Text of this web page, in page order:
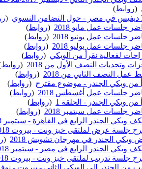
(روابط)
ديفيس في مصر - حول التضامن النسوي (
جلسات عمل مايو 2018
(روابط)
جلسات عمل يونيو 2018
(روابط)
جلسات عمل يوليو 2018
(روابط)
لفعالية نقرأ من الويكي (روابط)
وتحديات النصف الأول من 2018
(روابط
النصف الثاني من 2018
(روابط)
من ويكي الجندر - موضوع مقترح (روابط)
جلسات عمل أغسطس 2018
(روابط)
ويكي الجندر - الحلقة 1
(روابط)
جلسات عمل سبتمبر 2018
(روابط)
الجندر الرابع في القاهرة - سبتمبر 2018
جلسة عرض لملتقى خبز ونت - بيروت 2018
الجندر في مهرجان تشويش 2018
(
الجندر الرابع في مصر - سبتمبر 2018/توثيق جلسات المعتكف
جلسة تدريب لملتقى خبز ونت - بيروت 2018
الجندر إلى الويكي الثاني - بيروت - نوفمبر